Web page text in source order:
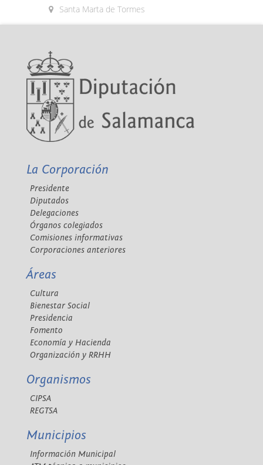
Santa Marta de Tormes
La Corporación
Presidente
Diputados
Delegaciones
Órganos colegiados
Comisiones informativas
Corporaciones anteriores
Áreas
Cultura
Bienestar Social
Presidencia
Fomento
Economía y Hacienda
Organización y RRHH
Organismos
CIPSA
REGTSA
Municipios
Información Municipal